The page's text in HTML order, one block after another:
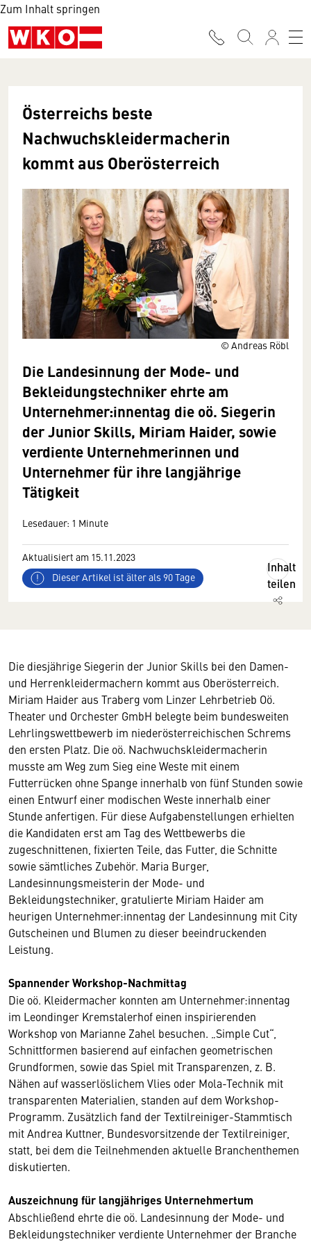
Zum Inhalt springen
© Andreas Röbl
Österreichs beste
Nachwuchskleidermacherin
kommt aus Oberösterreich
Die Landesinnung der Mode- und
Bekleidungstechniker ehrte am
Unternehmer:innentag die oö. Siegerin
der Junior Skills, Miriam Haider, sowie
verdiente Unternehmerinnen und
Unternehmer für ihre langjährige
Tätigkeit
Lesedauer: 1 Minute
Aktualisiert am 15.11.2023
Dieser Artikel ist älter als 90 Tage
Inhalt
teilen
Die diesjährige Siegerin der Junior Skills bei den Damen-
und Herrenkleidermachern kommt aus Oberösterreich.
Miriam Haider aus Traberg vom Linzer Lehrbetrieb Oö.
Theater und Orchester GmbH belegte beim bundesweiten
Lehrlingswettbewerb im niederösterreichischen Schrems
den ersten Platz. Die oö. Nachwuchskleidermacherin
musste am Weg zum Sieg eine Weste mit einem
Futterrücken ohne Spange innerhalb von fünf Stunden sowie
einen Entwurf einer modischen Weste innerhalb einer
Stunde anfertigen. Für diese Aufgabenstellungen erhielten
die Kandidaten erst am Tag des Wettbewerbs die
zugeschnittenen, fixierten Teile, das Futter, die Schnitte
sowie sämtliches Zubehör. Maria Burger,
Landesinnungsmeisterin der Mode- und
Bekleidungstechniker, gratulierte Miriam Haider am
heurigen Unternehmer:innentag der Landesinnung mit City
Gutscheinen und Blumen zu dieser beeindruckenden
Leistung.
Spannender Workshop-Nachmittag
Die oö. Kleidermacher konnten am Unternehmer:innentag
im Leondinger Kremstalerhof einen inspirierenden
Workshop von Marianne Zahel besuchen. „Simple Cut“,
Schnittformen basierend auf einfachen geometrischen
Grundformen, sowie das Spiel mit Transparenzen, z. B.
Nähen auf wasserlöslichem Vlies oder Mola-Technik mit
transparenten Materialien, standen auf dem Workshop-
Programm. Zusätzlich fand der Textilreiniger-Stammtisch
mit Andrea Kuttner, Bundesvorsitzende der Textilreiniger,
statt, bei dem die Teilnehmenden aktuelle Branchenthemen
diskutierten.
Auszeichnung für langjähriges Unternehmertum
Abschließend ehrte die oö. Landesinnung der Mode- und
Bekleidungstechniker verdiente Unternehmer der Branche